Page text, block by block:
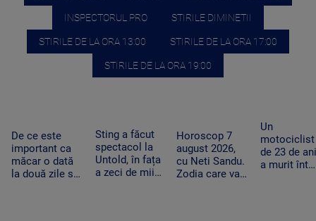
INSPECTORUL PRO STIRILE DIMINETII
STIRILE DE LA ORA 13:00 STIRILE DE LA ORA 17:00
STIRILE DE LA ORA 19:00
De ce este
important ca
măcar o dată
la două zile să
Sting a făcut
spectacol la
Untold, în fața
a zeci de mii
Horoscop 7
august 2026,
cu Neti Sandu.
Zodia care va
Un
motociclist
de 23 de ani
a murit într-